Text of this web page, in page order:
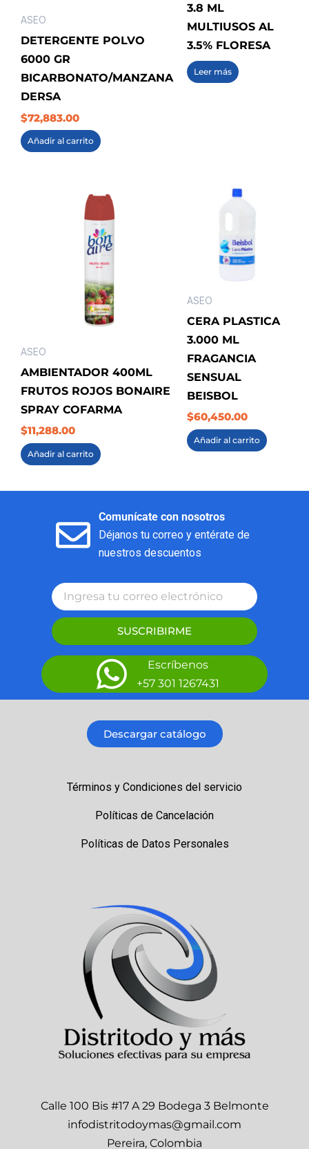
ASEO
DETERGENTE POLVO
6000 GR
BICARBONATO/MANZANA
DERSA
$72,883.00
Añadir al carrito
3.8 ML
MULTIUSOS AL
3.5% FLORESA
Leer más
ASEO
AMBIENTADOR 400ML
FRUTOS ROJOS BONAIRE
SPRAY COFARMA
$11,288.00
Añadir al carrito
ASEO
CERA PLASTICA
3.000 ML
FRAGANCIA
SENSUAL
BEISBOL
$60,450.00
Añadir al carrito
Comunícate con nosotros
Déjanos tu correo y entérate de
nuestros descuentos
SUSCRIBIRME
Escríbenos
+57 301 1267431
Descargar catálogo
Términos y Condiciones del servicio
Políticas de Cancelación
Políticas de Datos Personales
Calle 100 Bis #17 A 29 Bodega 3 Belmonte
infodistritodoymas@gmail.com
Pereira, Colombia